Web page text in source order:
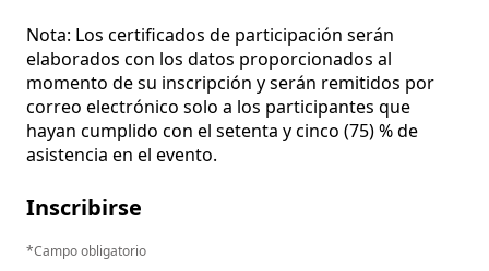
Nota: Los certificados de participación serán
elaborados con los datos proporcionados al
momento de su inscripción y serán remitidos por
correo electrónico solo a los participantes que
hayan cumplido con el setenta y cinco (75) % de
asistencia en el evento.
Inscribirse
Campo obligatorio